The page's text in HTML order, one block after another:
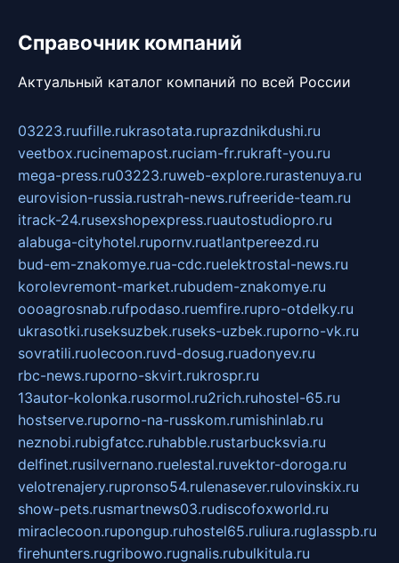
Справочник компаний
Актуальный каталог компаний по всей России
03223.ruufille.rukrasotata.ruprazdnikdushi.ru
veetbox.rucinemapost.ruciam-fr.rukraft-you.ru
mega-press.ru03223.ruweb-explore.rurastenuya.ru
eurovision-russia.rustrah-news.rufreeride-team.ru
itrack-24.rusexshopexpress.ruautostudiopro.ru
alabuga-cityhotel.rupornv.ruatlantpereezd.ru
bud-em-znakomye.rua-cdc.ruelektrostal-news.ru
korolevremont-market.rubudem-znakomye.ru
oooagrosnab.rufpodaso.ruemfire.rupro-otdelky.ru
ukrasotki.ruseksuzbek.ruseks-uzbek.ruporno-vk.ru
sovratili.ruolecoon.ruvd-dosug.ruadonyev.ru
rbc-news.ruporno-skvirt.rukrospr.ru
13autor-kolonka.rusormol.ru2rich.ruhostel-65.ru
hostserve.ruporno-na-russkom.rumishinlab.ru
neznobi.rubigfatcc.ruhabble.rustarbucksvia.ru
delfinet.rusilvernano.ruelestal.ruvektor-doroga.ru
velotrenajery.rupronso54.rulenasever.rulovinskix.ru
show-pets.rusmartnews03.rudiscofoxworld.ru
miraclecoon.rupongup.ruhostel65.ruliura.ruglasspb.ru
firehunters.rugribowo.rugnalis.rubulkitula.ru